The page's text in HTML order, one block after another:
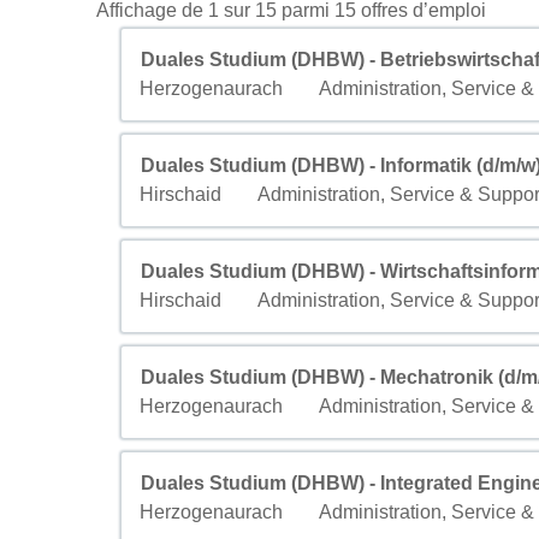
Affichage de 1 sur 15 parmi 15 offres d’emploi
Titre
Duales Studium (DHBW) -
Ville
Herzogenaurach Champ personnalisé 2
Administration, Service &
Sélectionnez avec la barre d’espacement
Titre
Duales Studium (DHBW) - Informatik (d/m/
Ville
Hirschaid Champ personnalisé 2
Administration, Service &
Sélectionnez avec la barre d’espacement
Titre
Duales Studium (DHBW) -
Ville
Hirschaid Champ personnalisé 2
Administration, Service &
Sélectionnez avec la barre d’espacement
Titre
Duales Studium (DHBW) - Mechatronik (d/
Ville
Herzogenaurach Champ personnalisé 2
Administration, Service &
Sélectionnez avec la barre d’espacement
Titre
Duales Studium (DHBW) - Integrated
Ville
Herzogenaurach Champ personnalisé 2
Administration, Service &
Sélectionnez avec la barre d’espacement